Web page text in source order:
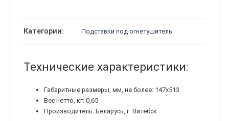
Категории: Подставки под огнетушитель
Технические характеристики:
Габаритные размеры, мм, не более: 147х513
Вес нетто, кг: 0,65
Производитель: Беларусь, г. Витебск